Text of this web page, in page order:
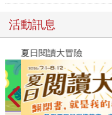
活動訊息
夏日閱讀大冒險